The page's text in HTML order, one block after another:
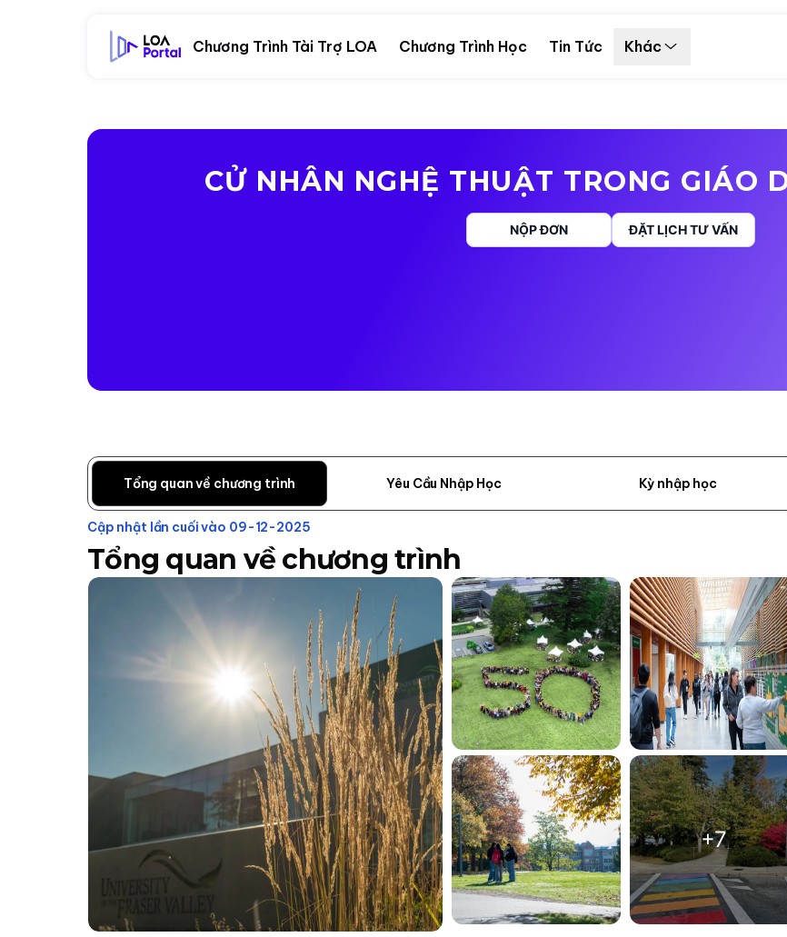
Chương Trình Tài Trợ LOA Chương Trình Học Tin Tức Khác
CỬ NHÂN NGHỆ THUẬT TRONG GIÁO
NỘP ĐƠN ĐẶT LỊCH TƯ VẤN
Tổng quan về chương trình Yêu Cầu Nhập Học Kỳ nhập học
Cập nhật lần cuối vào 09-12-2025
Tổng quan về chương trình
+7